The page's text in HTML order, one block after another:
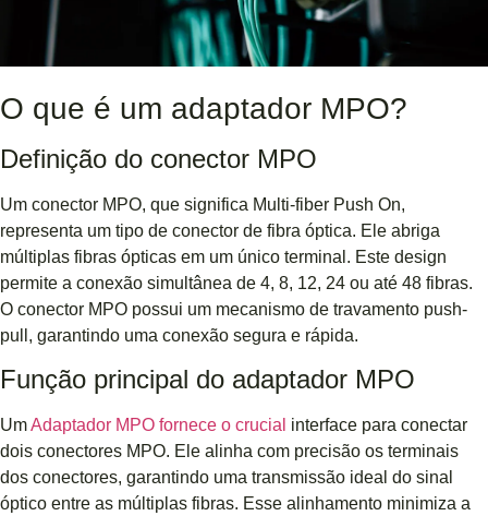
O que é um adaptador MPO?
Definição do conector MPO
Um conector MPO, que significa Multi-fiber Push On,
representa um tipo de conector de fibra óptica. Ele abriga
múltiplas fibras ópticas em um único terminal. Este design
permite a conexão simultânea de 4, 8, 12, 24 ou até 48 fibras.
O conector MPO possui um mecanismo de travamento push-
pull, garantindo uma conexão segura e rápida.
Função principal do adaptador MPO
UmAdaptador MPO fornece o crucial interface para conectar
dois conectores MPO. Ele alinha com precisão os terminais
dos conectores, garantindo uma transmissão ideal do sinal
óptico entre as múltiplas fibras. Esse alinhamento minimiza a